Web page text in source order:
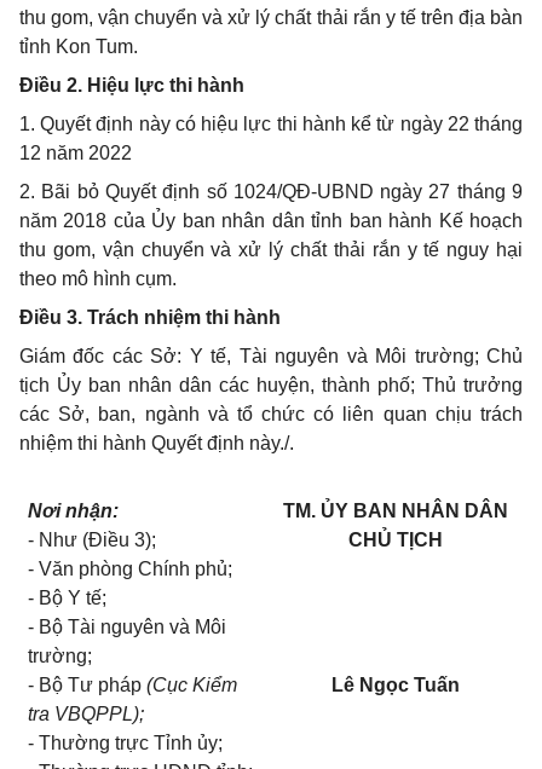
thu gom, vận chuyển và xử lý chất thải rắn y tế trên địa bàn
tỉnh Kon Tum.
Điều 2. Hiệu lực thi hành
1. Quyết định này có hiệu lực thi hành kể từ ngày 22 tháng
12 năm 2022
2. Bãi bỏ Quyết định số 1024/QĐ-UBND ngày 27 tháng 9
năm 2018 của Ủy ban nhân dântỉnh ban hành Kế hoạch
thu gom, vận chuyểnvà xử lý chất thải rắn y tế nguy hại
theo mô hình cụm.
Điều 3. Trách nhiệm thi hành
Giám đốc các Sở: Y tế, Tài nguyên và Môi trường; Chủ
tịch Ủy ban nhân dân các huyện, thành phố; Thủ trưởng
các Sở, ban, ngành và tổ chức có liên quan chịu trách
nhiệm thi hành Quyết định này./.
Nơi nhận:
- Như (Điều 3);
- Văn phòng Chính phủ;
- Bộ Y tế;
- Bộ Tài nguyên và Môi
trường;
- Bộ Tư pháp(Cục Kiểm
tra VBQPPL);
- Thường trực Tỉnh ủy;
TM. ỦY BAN NHÂN DÂN
CHỦ TỊCH
Lê Ngọc Tuấn